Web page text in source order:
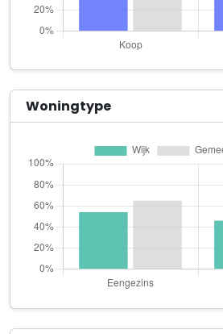
Netelstraat 12
BESKA Elektro en Infra
Brands allround
Eikstraat 160
BvH Las & Inspectie Techniek
Iepenstraat 6
Café Carboon
Ganzeweide 38
DM Carservice
Ganzeweide 141 hal 3-4
Woningtype